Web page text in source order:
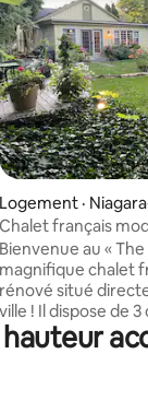
de 4,88 sur 5,
Logement ·
e
Chalet français
ville ! « The 506 »
Bienvenue au «
magnifique chalet
rénové situé
ville ! Il dispose de
King Size et 2 lits
1,5 salle de bain, la